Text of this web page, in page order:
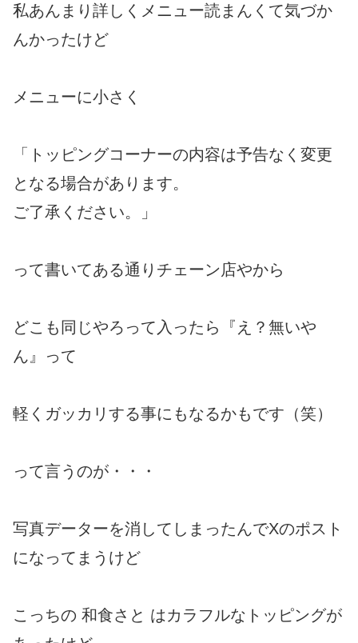
私あんまり詳しくメニュー読まんくて気づか
んかったけど
メニューに小さく
「トッピングコーナーの内容は予告なく変更
となる場合があります。
ご了承ください。」
って書いてある通りチェーン店やから
どこも同じやろって入ったら『え？無いや
ん』って
軽くガッカリする事にもなるかもです（笑）
って言うのが・・・
写真データーを消してしまったんでXのポスト
になってまうけど
こっちの 和食さと はカラフルなトッピングが